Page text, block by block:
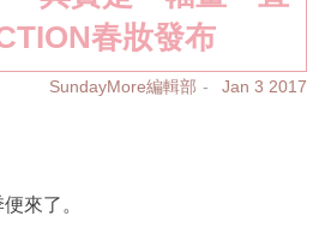
春妝發布
SundayMore編輯部 Jan 3 2017
來了。